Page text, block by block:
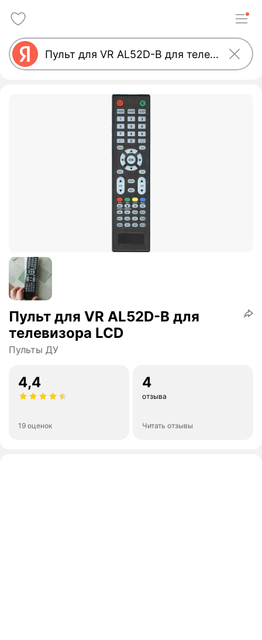
Пульт для VR AL52D-B для
телевизора LCD
Пульты ДУ
4,4
19 оценок
4
отзыва
Читать отзывы